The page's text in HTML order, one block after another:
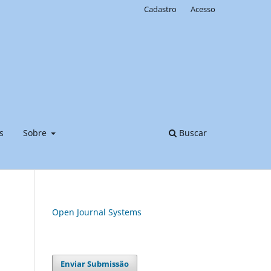
Sobre Buscar
Cadastro Acesso
Open Journal Systems
Enviar Submissão